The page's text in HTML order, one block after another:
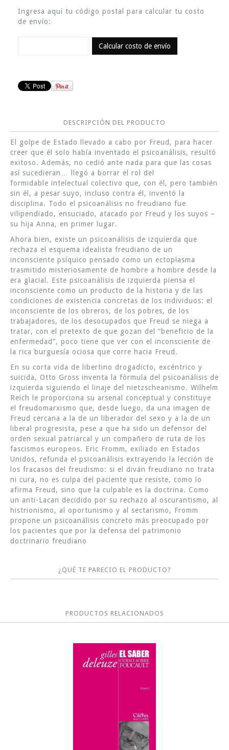
Ingresa aquí tu código postal para calcular tu costo
de envío:
Calcular costo de envío
DESCRIPCIÓN DEL PRODUCTO
El golpe de Estado llevado a cabo por Freud, para hacer
creer que él solo había inventado el psicoanálisis, resultó
exitoso. Además, no cedió ante nada para que las cosas
así sucedieran… llegó a borrar el rol del
formidable intelectual colectivo que, con él, pero también
sin él, a pesar suyo, incluso contra él, inventó la
disciplina. Todo el psicoanálisis no freudiano fue
vilipendiado, ensuciado, atacado por Freud y los suyos –
su hija Anna, en primer lugar.
Ahora bien, existe un psicoanálisis de izquierda que
rechaza el esquema idealista freudiano de un
inconsciente psíquico pensado como un ectoplasma
trasmitido misteriosamente de hombre a hombre desde la
era glacial. Este psicoanálisis de izquierda piensa el
inconsciente como un producto de la historia y de las
condiciones de existencia concretas de los individuos: el
inconsciente de los obreros, de los pobres, de los
trabajadores, de los desocupados que Freud se niega a
tratar, con el pretexto de que gozan del “beneficio de la
enfermedad”, poco tiene que ver con el inconsciente de
la rica burguesía ociosa que corre hacia Freud.
En su corta vida de libertino drogadicto, excéntrico y
suicida, Otto Gross inventa la fórmula del psicoanálisis de
izquierda siguiendo el linaje del nietzscheanismo. Wilhelm
Reich le proporciona su arsenal conceptual y constituye
el freudomarxismo que, desde luego, da una imagen de
Freud cercana a la de un liberador del sexo y a la de un
liberal progresista, pese a que ha sido un defensor del
orden sexual patriarcal y un compañero de ruta de los
fascismos europeos. Eric Fromm, exiliado en Estados
Unidos, refunda el psicoanálisis extrayendo la lección de
los fracasos del freudismo: si el diván freudiano no trata
ni cura, no es culpa del paciente que resiste, como lo
afirma Freud, sino que la culpable es la doctrina. Como
un anti-Lacan decidido por su rechazo al oscurantismo, al
histrionismo, al oportunismo y al sectarismo, Fromm
propone un psicoanálisis concreto más preocupado por
los pacientes que por la defensa del patrimonio
doctrinario freudiano
¿QUÉ TE PARECIO EL PRODUCTO?
PRODUCTOS RELACIONADOS